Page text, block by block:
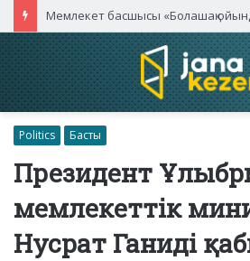
Politics Басты
Президент
мемлекеттік
Нусрат Ганиді